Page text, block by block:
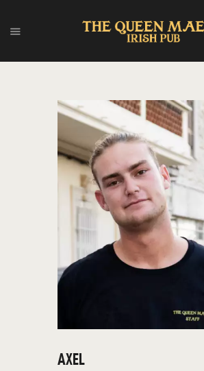
ABOUT US
MENU
EVENTS
CONTACT
FRANÇAIS
AXEL